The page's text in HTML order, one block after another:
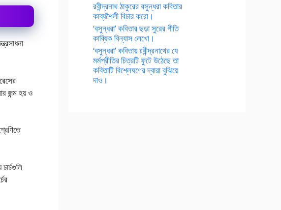
জন্ম হয় ও
রবীন্দ্রনাথ ঠাকুরের বসুন্ধরা কবিতার
কাব্যশৈলী বিচার করো।
‘বসুন্ধরা’ কবিতার ছড়া সুরের গীতি
কাব্যিক বিন্যাস লেখো।
‘বসুন্ধরা’ কবিতায় রবীন্দ্রনাথের যে
মর্মপ্রীতির চিত্রটি ফুটে উঠেছে তা
কবিতাটি বিশ্লেষণের দ্বারা বুঝিয়ে
দাও।